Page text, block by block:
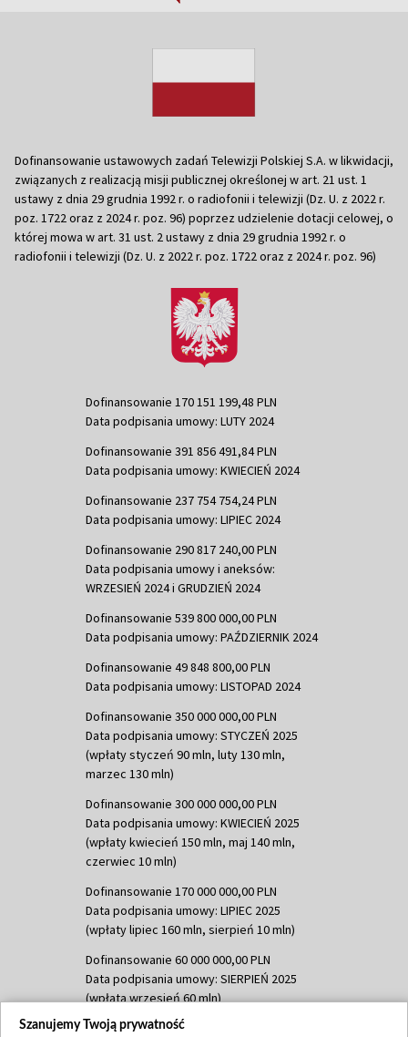
Dofinansowanie ustawowych zadań Telewizji Polskiej S.A. w likwidacji,
związanych z realizacją misji publicznej określonej w art. 21 ust. 1
ustawy z dnia 29 grudnia 1992 r. o radiofonii i telewizji (Dz. U. z 2022 r.
poz. 1722 oraz z 2024 r. poz. 96) poprzez udzielenie dotacji celowej, o
której mowa w art. 31 ust. 2 ustawy z dnia 29 grudnia 1992 r. o
radiofonii i telewizji (Dz. U. z 2022 r. poz. 1722 oraz z 2024 r. poz. 96)
Dofinansowanie 170 151 199,48 PLN
Data podpisania umowy: LUTY 2024
Dofinansowanie 391 856 491,84 PLN
Data podpisania umowy: KWIECIEŃ 2024
Dofinansowanie 237 754 754,24 PLN
Data podpisania umowy: LIPIEC 2024
Dofinansowanie 290 817 240,00 PLN
Data podpisania umowy i aneksów:
WRZESIEŃ 2024 i GRUDZIEŃ 2024
Dofinansowanie 539 800 000,00 PLN
Data podpisania umowy: PAŹDZIERNIK 2024
Dofinansowanie 49 848 800,00 PLN
Data podpisania umowy: LISTOPAD 2024
Dofinansowanie 350 000 000,00 PLN
Data podpisania umowy: STYCZEŃ 2025
(wpłaty styczeń 90 mln, luty 130 mln,
marzec 130 mln)
Dofinansowanie 300 000 000,00 PLN
Data podpisania umowy: KWIECIEŃ 2025
(wpłaty kwiecień 150 mln, maj 140 mln,
czerwiec 10 mln)
Dofinansowanie 170 000 000,00 PLN
Data podpisania umowy: LIPIEC 2025
(wpłaty lipiec 160 mln, sierpień 10 mln)
Dofinansowanie 60 000 000,00 PLN
Data podpisania umowy: SIERPIEŃ 2025
(wpłata wrzesień 60 mln)
Dofinansowanie 635 783 051,21 PLN
Szanujemy Twoją prywatność